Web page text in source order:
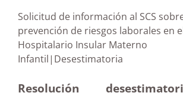
Solicitud de información al SCS
prevención de riesgos laborales en
Hospitalario Insular Materno
Infantil|Desestimatoria
Resolución